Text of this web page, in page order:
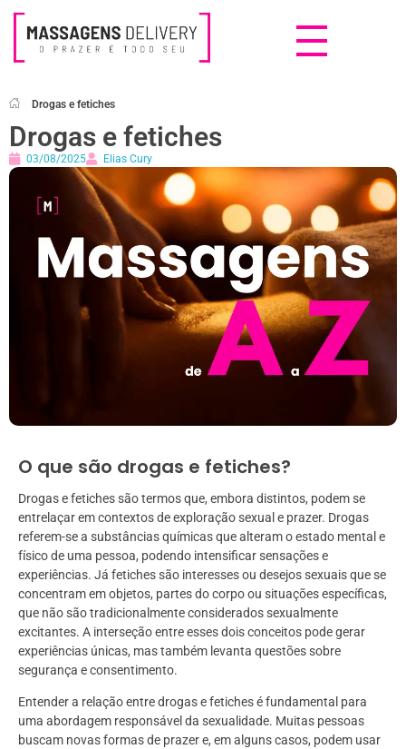
Drogas e fetiches
Drogas e fetiches
03/08/2025 Elias Cury
O que são drogas e fetiches?
Drogas e fetiches são termos que, embora distintos, podem se
entrelaçar em contextos de exploração sexual e prazer. Drogas
referem-se a substâncias químicas que alteram o estado mental e
físico de uma pessoa, podendo intensificar sensações e
experiências. Já fetiches são interesses ou desejos sexuais que se
concentram em objetos, partes do corpo ou situações específicas,
que não são tradicionalmente considerados sexualmente
excitantes. A interseção entre esses dois conceitos pode gerar
experiências únicas, mas também levanta questões sobre
segurança e consentimento.
Entender a relação entre drogas e fetiches é fundamental para
uma abordagem responsável da sexualidade. Muitas pessoas
buscam novas formas de prazer e, em alguns casos, podem usar